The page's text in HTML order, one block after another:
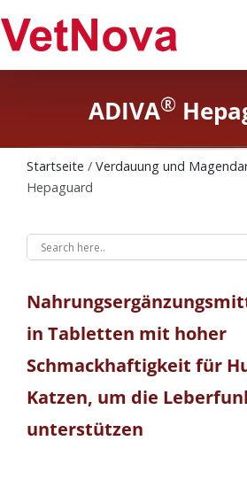
al
contenido
ADIVA®
Startseite / Verdauung und
Hepaguard
in Tabletten mit hoher
Schmackhaftigkeit für
Katzen, um die
unterstützen